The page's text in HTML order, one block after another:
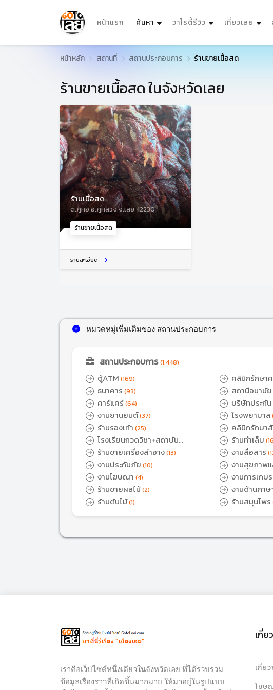
หน้าแรก ค้นหา (current)วาไรตี้รีวิว เที่ยวเลย
หน้าหลัก สถานที่ สถานประกอบการ ร้านขายเนื้อสด
ร้านขายเนื้อสด ในจังหวัดเลย
ร้านขายเนื้อสด
ร้านเนื้อสด
ต.ภูหอ อ.ภูหลวง จ.เลย 42230
รายละเอียด
หมวดหมู่เพิ่มเติมของ สถานประกอบการ
สถานประกอบการ(1,448)
ตู้ATM (169) คลินิกรักษา
ธนาคาร (93) สถานีอนามัย
คาร์แคร์(64) บริษัทประกัน
งานยานยนต์(37) โรงพยาบาล
ร้านรองเท้า (25) คลินิกรักษา
ติวเตอร์(17)
ร้านทำเล็บ
ร้านขายเครื่องสำอาง(13) งานสื่อสาร
งานประกันภัย (10) งานสุขภาพแ
งานโฆษณา (4) งานการเกษ
ร้านขายผลไม้(2) งานด้านภาษ
ร้านต้นไม้(1) ร้านสมุนไพร
เราคือเว็บไซต์หนึ่งเดียวในจังหวัดเลย ที่ได้รวบรวม
ข้อมูลเรื่องราวที่เกิดขึ้นมากมาย ให้มาอยู่ในรูปแบบ
เกี่ย
เกี่ย
โฆษ